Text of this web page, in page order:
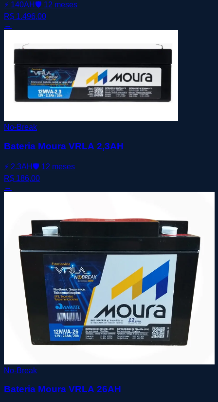
⚡ 140AH 🛡️ 12 meses
R$ 1.496,00
→
No-Break
Bateria Moura VRLA 2,3AH
⚡ 2.3AH 🛡️ 12 meses
R$ 186,00
→
No-Break
Bateria Moura VRLA 26AH